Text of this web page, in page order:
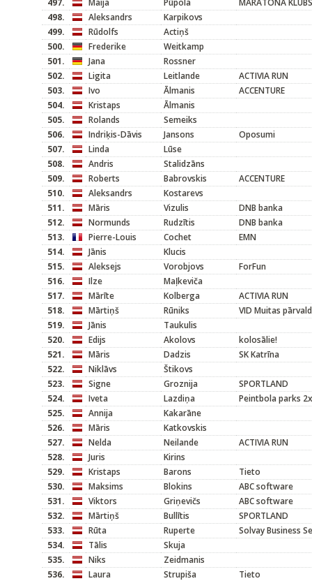
497. Maija Pūpola
MARATONA KLUBS
498.
Aleksandrs
Karpikovs
499.
Rūdolfs
Actiņš
500.
Frederike
Weitkamp
501.
Jana
Rossner
502.
Ligita Leitlande
ACTIVIA RUN
503.
Ivo Ālmanis
ACCENTURE
504.
Kristaps
Ālmanis
505.
Rolands
Semeiks
506.
Indriķis-Dāvis Jansons
Oposumi
507.
Linda
Lūse
508.
Andris
Stalidzāns
509.
Roberts Babrovskis
ACCENTURE
510.
Aleksandrs
Kostarevs
511.
Māris Vizulis
DNB banka
512.
Normunds Rudzītis
DNB banka
513.
Pierre-Louis Cochet
EMN
514.
Jānis
Klucis
515.
Aleksejs Vorobjovs
ForFun
516.
Ilze
Maļkeviča
517.
Mārīte Kolberga
ACTIVIA RUN
518.
Mārtiņš Rūniks
VID Muitas
519.
Jānis
Taukulis
520.
Edijs Akolovs
kolosālie!
521.
Māris Dadzis
SK Katrīna
522.
Niklāvs
Štikovs
523.
Signe Groznija
SPORTLAND
524.
Iveta Lazdiņa
Peintbola parks
525.
Annija
Kakarāne
526.
Māris
Katkovskis
527.
Nelda Neilande
ACTIVIA RUN
528.
Juris
Kirins
529.
Kristaps Barons
Tieto
530.
Maksims Blokins
ABC software
531.
Viktors Griņevičs
ABC software
532.
Mārtiņš Bullītis
SPORTLAND
533.
Rūta Ruperte
Solvay Business
534.
Tālis
Skuja
535.
Niks
Zeidmanis
536.
Laura Strupiša
Tieto